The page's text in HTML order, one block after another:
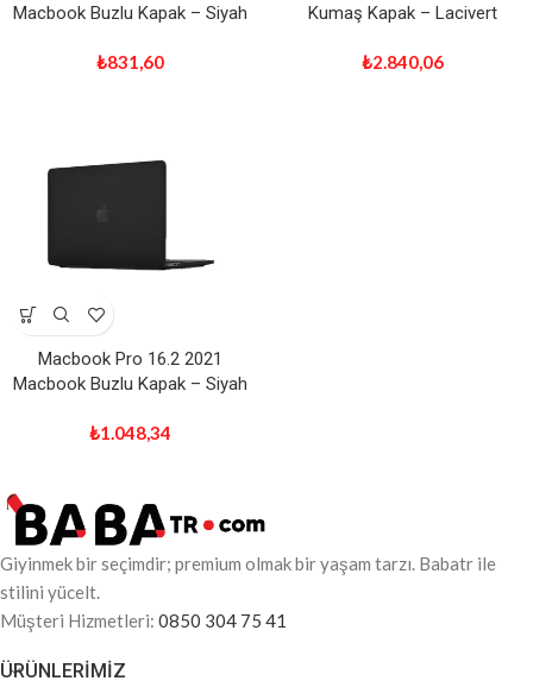
Macbook Buzlu Kapak – Siyah
₺831,60
Kumaş Kapak – Lacivert
₺2.840,06
Macbook Pro 16.2 2021
Macbook Buzlu Kapak – Siyah
₺1.048,34
Giyinmek bir seçimdir; premium olmak bir yaşam tarzı. Babatr ile
stilini yücelt.
Müşteri Hizmetleri: 0850 304 75 41
ÜRÜNLERIMIZ